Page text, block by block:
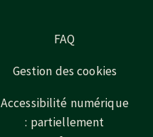
FAQ
Gestion des cookies
Accessibilité numérique
: partiellement